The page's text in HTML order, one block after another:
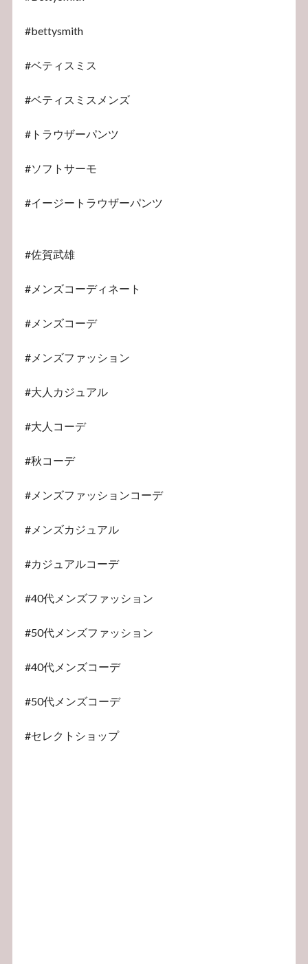
#bettysmith
#ベティスミス
#ベティスミスメンズ
#トラウザーパンツ
#ソフトサーモ
#イージートラウザーパンツ
#佐賀武雄
#メンズコーディネート
#メンズコーデ
#メンズファッション
#大人カジュアル
#大人コーデ
#秋コーデ
#メンズファッションコーデ
#メンズカジュアル
#カジュアルコーデ
#40代メンズファッション
#50代メンズファッション
#40代メンズコーデ
#50代メンズコーデ
#セレクトショップ